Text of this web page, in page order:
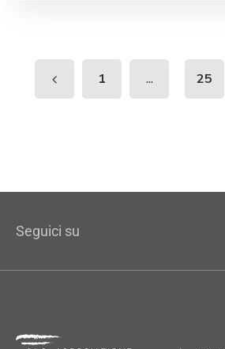
1 ... 25
Seguici su